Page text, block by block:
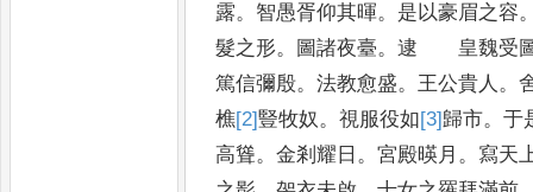
露。 智愚胥仰其暉。 是以豪眉之容
髮之形。 圖諸夜臺。逮 皇魏受
篤信彌殷。法教愈盛。王公貴人 。
樵[2]豎牧奴。視服役如[3] 歸市。于
高聳。金剎耀日 。宮殿暎月 。 寫天